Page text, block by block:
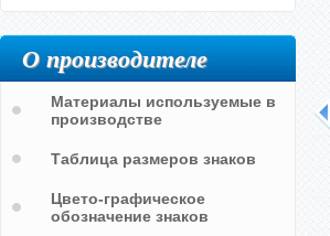
Автоматическая дверь. Вход
О производителе
Материалы используемые в
производстве
Таблица размеров знаков
Цвето-графическое
обозначение знаков